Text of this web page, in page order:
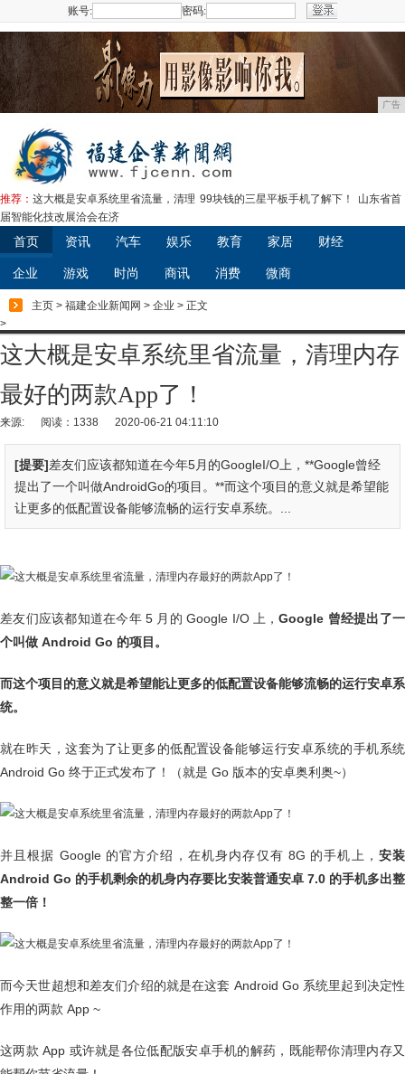
账号: 密码:
广告
推荐： 这大概是安卓系统里省流量，清理 99块钱的三星平板手机了解下！
山东省首
届智能化技改展洽会在济
首页 资讯 汽车 娱乐 教育 家居 财经
企业 游戏 时尚 商讯 消费 微商
主页 > 福建企业新闻网 > 企业 > 正文
>
这大概是安卓系统里省流量，清理内存
最好的两款App了！
来源: 阅读：1338 2020-06-21 04:11:10
[提要]差友们应该都知道在今年5月的GoogleI/O上，**Google曾经
提出了一个叫做AndroidGo的项目。**而这个项目的意义就是希望能
让更多的低配置设备能够流畅的运行安卓系统。...
差友们应该都知道在今年 5 月的 Google I/O 上，Google 曾经提出了一
个叫做 Android Go 的项目。
而这个项目的意义就是希望能让更多的低配置设备能够流畅的运行安卓系
统。
就在昨天，这套为了让更多的低配置设备能够运行安卓系统的手机系统
Android Go 终于正式发布了！（就是 Go 版本的安卓奥利奥~）
并且根据 Google 的官方介绍，在机身内存仅有 8G 的手机上， 安装
Android Go 的手机剩余的机身内存要比安装普通安卓 7.0 的手机多出整
整一倍！
而今天世超想和差友们介绍的就是在这套 Android Go 系统里起到决定性
作用的两款 App ~
这两款 App 或许就是各位低配版安卓手机的解药，既能帮你清理内存又